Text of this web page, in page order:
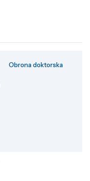
Obrona doktorska